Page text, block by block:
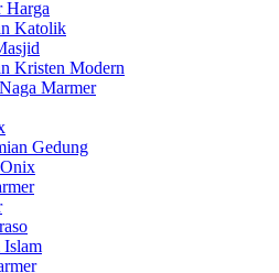
Harga
Katolik
Kristen Modern
Marmer
Gedung